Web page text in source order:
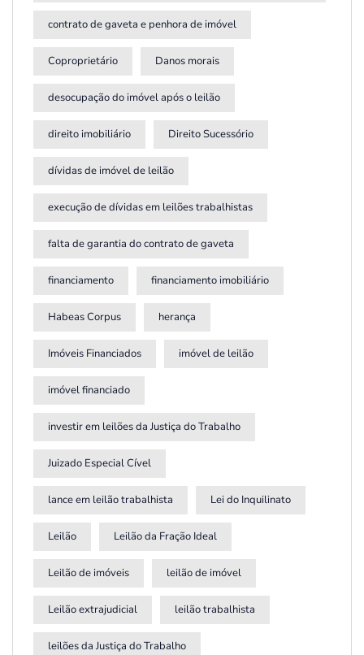
contrato de gaveta e penhora de imóvel
Coproprietário Danos morais
desocupação do imóvel após o leilão
direito imobiliário Direito Sucessório
dívidas de imóvel de leilão
execução de dívidas em leilões trabalhistas
falta de garantia do contrato de gaveta
financiamento financiamento imobiliário
Habeas Corpus herança
Imóveis Financiados imóvel de leilão
imóvel financiado
investir em leilões da Justiça do Trabalho
Juizado Especial Cível
lance em leilão trabalhista Lei do Inquilinato
Leilão Leilão da Fração Ideal
Leilão de imóveis leilão de imóvel
Leilão extrajudicial leilão trabalhista
leilões da Justiça do Trabalho